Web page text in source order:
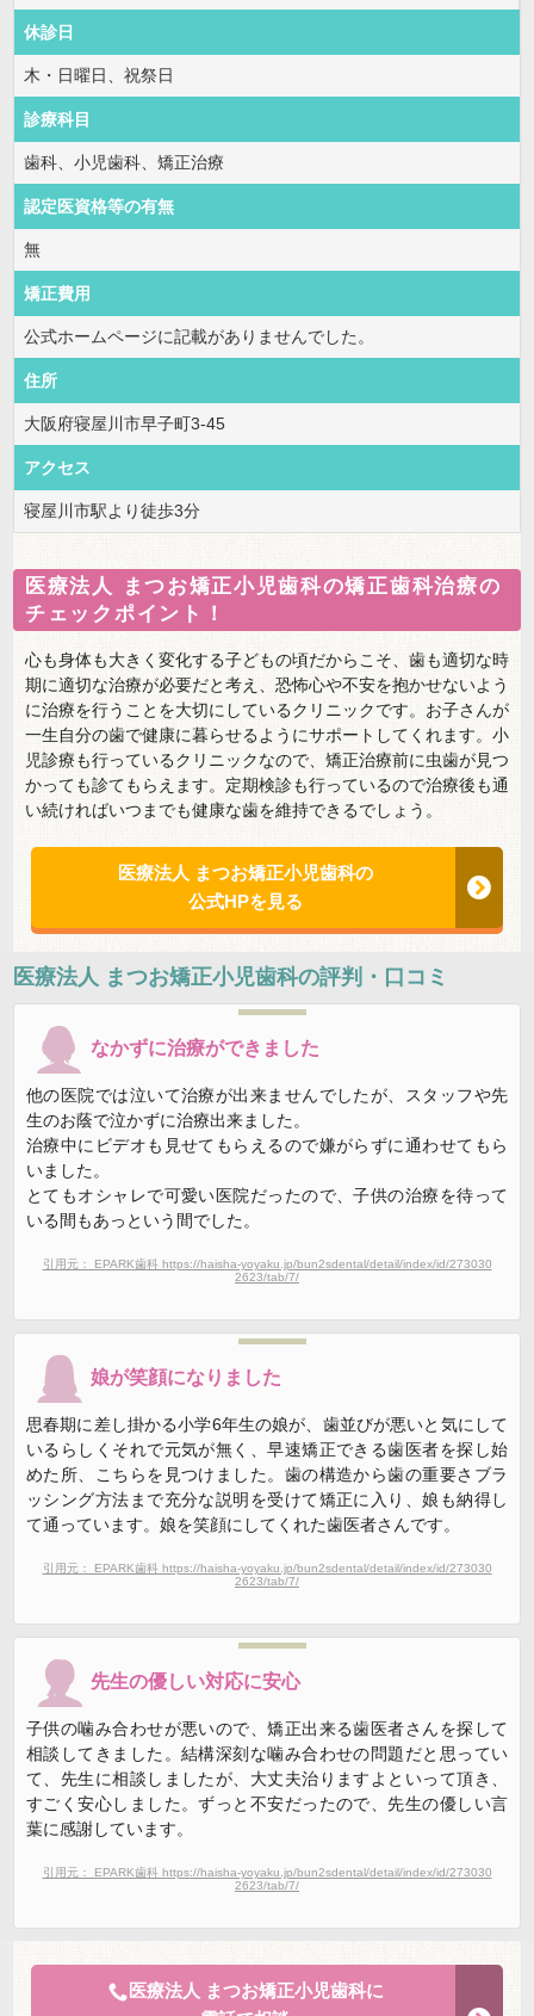
休診日
木・日曜日、祝祭日
診療科目
歯科、小児歯科、矯正治療
認定医資格等の有無
無
矯正費用
公式ホームページに記載がありませんでした。
住所
大阪府寝屋川市早子町3-45
アクセス
寝屋川市駅より徒歩3分
医療法人 まつお矯正小児歯科の矯正歯科治療の
チェックポイント！
心も身体も大きく変化する子どもの頃だからこそ、歯も適切な時
期に適切な治療が必要だと考え、恐怖心や不安を抱かせないよう
に治療を行うことを大切にしているクリニックです。お子さんが
一生自分の歯で健康に暮らせるようにサポートしてくれます。小
児診療も行っているクリニックなので、矯正治療前に虫歯が見つ
かっても診てもらえます。定期検診も行っているので治療後も通
い続ければいつまでも健康な歯を維持できるでしょう。
医療法人 まつお矯正小児歯科の
公式HPを見る
医療法人 まつお矯正小児歯科の評判・口コミ
なかずに治療ができました
他の医院では泣いて治療が出来ませんでしたが、スタッフや先
生のお蔭で泣かずに治療出来ました。
治療中にビデオも見せてもらえるので嫌がらずに通わせてもら
いました。
とてもオシャレで可愛い医院だったので、子供の治療を待って
いる間もあっという間でした。
引用元： EPARK歯科 https://haisha-yoyaku.jp/bun2sdental/detail/index/id/273030
2623/tab/7/
娘が笑顔になりました
思春期に差し掛かる小学6年生の娘が、歯並びが悪いと気にして
いるらしくそれで元気が無く、早速矯正できる歯医者を探し始
めた所、こちらを見つけました。歯の構造から歯の重要さブラ
ッシング方法まで充分な説明を受けて矯正に入り、娘も納得し
て通っています。娘を笑顔にしてくれた歯医者さんです。
引用元： EPARK歯科 https://haisha-yoyaku.jp/bun2sdental/detail/index/id/273030
2623/tab/7/
先生の優しい対応に安心
子供の噛み合わせが悪いので、矯正出来る歯医者さんを探して
相談してきました。結構深刻な噛み合わせの問題だと思ってい
て、先生に相談しましたが、大丈夫治りますよといって頂き、
すごく安心しました。ずっと不安だったので、先生の優しい言
葉に感謝しています。
引用元： EPARK歯科 https://haisha-yoyaku.jp/bun2sdental/detail/index/id/273030
2623/tab/7/
医療法人 まつお矯正小児歯科に